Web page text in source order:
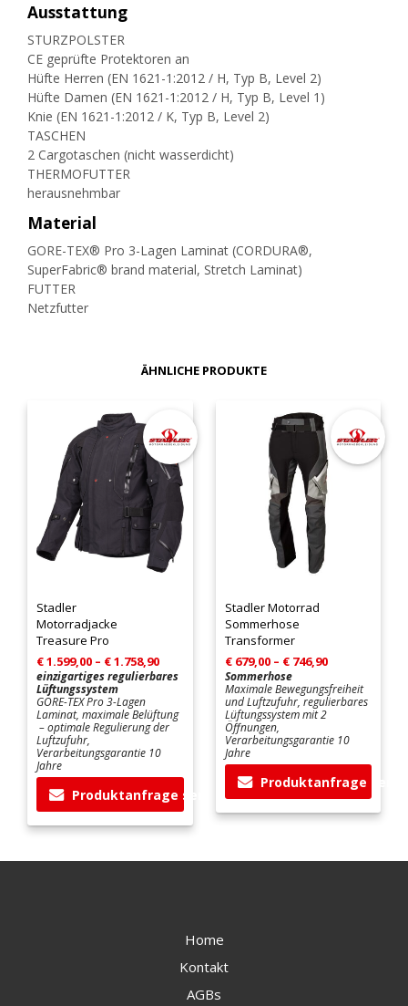
Ausstattung
STURZPOLSTER
CE geprüfte Protektoren an
Hüfte Herren (EN 1621-1:2012 / H, Typ B, Level 2)
Hüfte Damen (EN 1621-1:2012 / H, Typ B, Level 1)
Knie (EN 1621-1:2012 / K, Typ B, Level 2)
TASCHEN
2 Cargotaschen (nicht wasserdicht)
THERMOFUTTER
herausnehmbar
Material
GORE-TEX® Pro 3-Lagen Laminat (CORDURA®,
SuperFabric® brand material, Stretch Laminat)
FUTTER
Netzfutter
ÄHNLICHE PRODUKTE
Stadler
Motorradjacke
Treasure Pro
€1.599,00 – €1.758,90Preisspanne:
€ 1.599,00
€ 1.758,90
einzigartiges regulierbares
Lüftungssystem
GORE-TEX Pro 3-Lagen
Laminat, maximale Belüftung
– optimale Regulierung der
Luftzufuhr,
Verarbeitungsgarantie 10
Jahre
Produktanfrage senden
Dieses
weist
Stadler Motorrad
Sommerhose
Transformer
€679,00 – €746,90Preisspanne:
bis
€ 746,90
Sommerhose
MaximaleBewegungsfreiheit
und Luftzufuhr, regulierbares
Lüftungssystem mit 2
Öffnungen,
Verarbeitungsgarantie 10
Jahre
Produktanfrage
Dieses
können
Home
Kontakt
AGBs